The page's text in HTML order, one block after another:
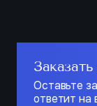
Оставьте
ответит на